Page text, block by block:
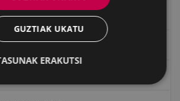
margolanak Eibarko dendetan
Gipuzkoako Foru Aldundia
GUZTIAK UKATU
ERAKUTSI